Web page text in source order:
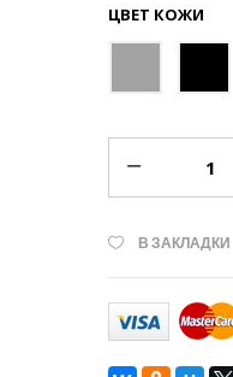
ЦВЕТ КОЖИ
В ЗАКЛАДКИ